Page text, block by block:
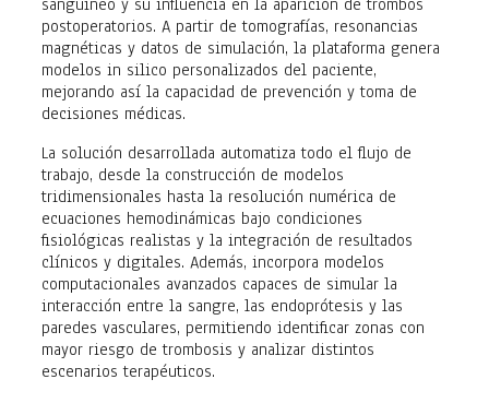
sanguíneo y su influencia en la aparición de trombos
postoperatorios. A partir de tomografías, resonancias
magnéticas y datos de simulación, la plataforma genera
modelos in silico personalizados del paciente,
mejorando así la capacidad de prevención y toma de
decisiones médicas.
La solución desarrollada automatiza todo el flujo de
trabajo, desde la construcción de modelos
tridimensionales hasta la resolución numérica de
ecuaciones hemodinámicas bajo condiciones
fisiológicas realistas y la integración de resultados
clínicos y digitales. Además, incorpora modelos
computacionales avanzados capaces de simular la
interacción entre la sangre, las endoprótesis y las
paredes vasculares, permitiendo identificar zonas con
mayor riesgo de trombosis y analizar distintos
escenarios terapéuticos.